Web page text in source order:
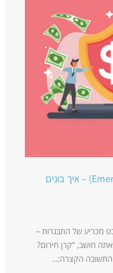
קרן חירום (Emergency Fund) – איך בונים
מכריע של התבגרות –
חושב, “קרן חירום?
התשובה הקצרה:…